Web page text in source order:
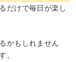
だけで毎日が楽し
かもしれません
。